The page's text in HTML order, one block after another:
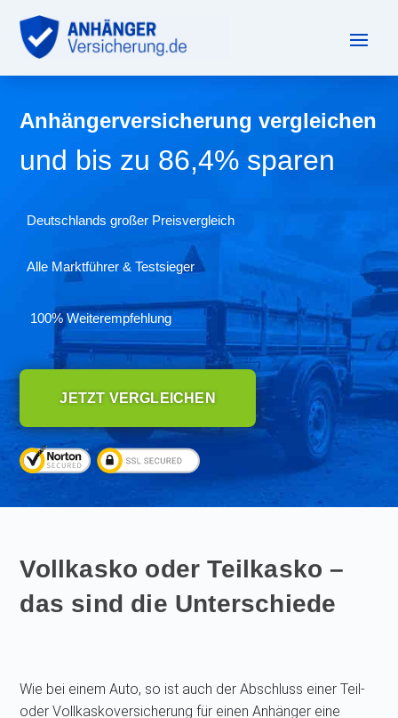
Anhängerversicherung vergleichen
und bis zu 86,4% sparen
Deutschlands großer Preisvergleich
Alle Marktführer & Testsieger
100% Weiterempfehlung
JETZT VERGLEICHEN
Vollkasko oder Teilkasko –
das sind die Unterschiede
Wie bei einem Auto, so ist auch der Abschluss einer Teil-
oder Vollkaskoversicherung für einen Anhänger eine